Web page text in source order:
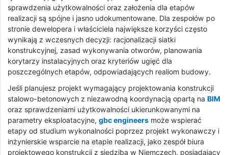
sprawdzenia użytkowalności oraz założenia dla etapów
realizacji są spójne i jasno udokumentowane. Dla zespołów po
stronie dewelopera i właściciela największe korzyści często
wynikają z wczesnych decyzji: racjonalizacji siatki
konstrukcyjnej, zasad wykonywania otworów, planowania
korytarzy instalacyjnych oraz kryteriów ugięć dla
poszczególnych etapów, odpowiadających realiom budowy.
Jeśli planujesz projekt wymagający projektowania konstrukcji
stalowo-betonowych z niezawodną koordynacją opartą na BIM
oraz sprawdzeniami użytkowalności ukierunkowanymi na
parametry eksploatacyjne, gbc engineers może wspierać
etapy od studium wykonalności poprzez projekt wykonawczy i
inżynierskie wsparcie na etapie realizacji, jako zespół biura
projektowego konstrukcji z siedzibą w Niemczech, posiadający